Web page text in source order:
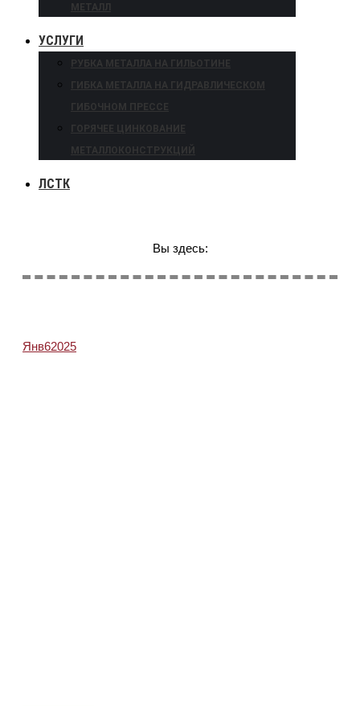
МЕТАЛЛ
УСЛУГИ
РУБКА МЕТАЛЛА НА ГИЛЬОТИНЕ
ГИБКА МЕТАЛЛА НА ГИДРАВЛИЧЕСКОМ
ГИБОЧНОМ ПРЕССЕ
ГОРЯЧЕЕ ЦИНКОВАНИЕ
МЕТАЛЛОКОНСТРУКЦИЙ
ЛСТК
Вы здесь:
Янв62025